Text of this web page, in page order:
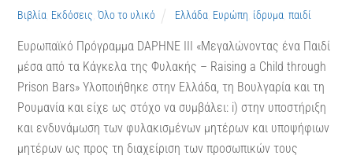
Βιβλία Εκδόσεις ,Όλο το υλικό Ελλάδα, Ευρώπη ίδρυμα, παιδί
Ευρωπαϊκό Πρόγραμμα DAPHNE ΙΙΙ «Μεγαλώνοντας ένα Παιδί
μέσα από τα Κάγκελα της Φυλακής – Raising a Child through
Prison Bars» Υλοποιήθηκε στην Ελλάδα, τη Βουλγαρία και τη
Ρουμανία και είχε ως στόχο να συμβάλει: i) στην υποστήριξη
και ενδυνάμωση των φυλακισμένων μητέρων και υποψήφιων
μητέρων ως προς τη διαχείριση των προσωπικών τους